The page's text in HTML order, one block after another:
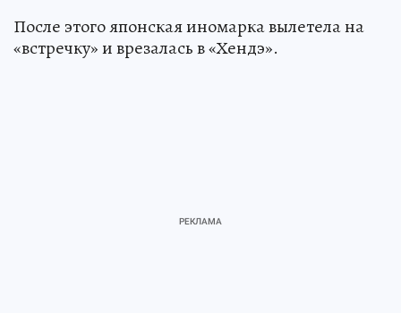
После этого японская иномарка вылетела на
«встречку» и врезалась в «Хендэ».